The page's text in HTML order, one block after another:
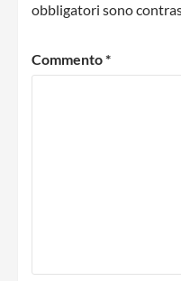
obbligatori sono
Commento*